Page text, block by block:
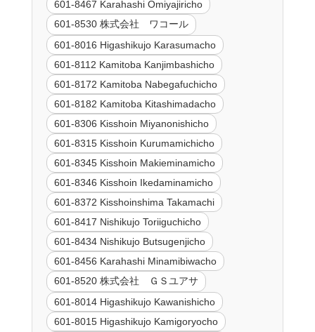
601-8467 Karahashi Omiyajiricho
601-8530 株式会社 ワコール
601-8016 Higashikujo Karasumacho
601-8112 Kamitoba Kanjimbashicho
601-8172 Kamitoba Nabegafuchicho
601-8182 Kamitoba Kitashimadacho
601-8306 Kisshoin Miyanonishicho
601-8315 Kisshoin Kurumamichicho
601-8345 Kisshoin Makieminamicho
601-8346 Kisshoin Ikedaminamicho
601-8372 Kisshoinshima Takamachi
601-8417 Nishikujo Toriiguchicho
601-8434 Nishikujo Butsugenjicho
601-8456 Karahashi Minamibiwacho
601-8520 株式会社 ＧＳユアサ
601-8014 Higashikujo Kawanishicho
601-8015 Higashikujo Kamigoryocho